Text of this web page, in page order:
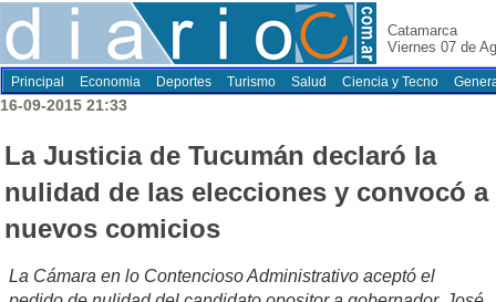
Catamarca
Viernes 07 de
Principal Economia Deportes Turismo Salud Ciencia y Tecno
16-09-2015 21:33
La Justicia de Tucumán declaró la
nulidad de las elecciones y convocó a
nuevos comicios
La Cámara en lo Contencioso Administrativo aceptó el